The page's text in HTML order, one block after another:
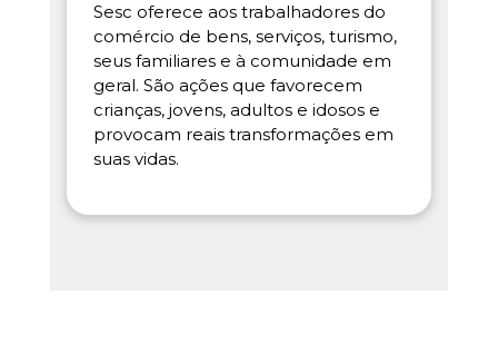
Sesc oferece aos trabalhadores do
comércio de bens, serviços, turismo,
seus familiares e à comunidade em
geral. São ações que favorecem
crianças, jovens, adultos e idosos e
provocam reais transformações em
suas vidas.